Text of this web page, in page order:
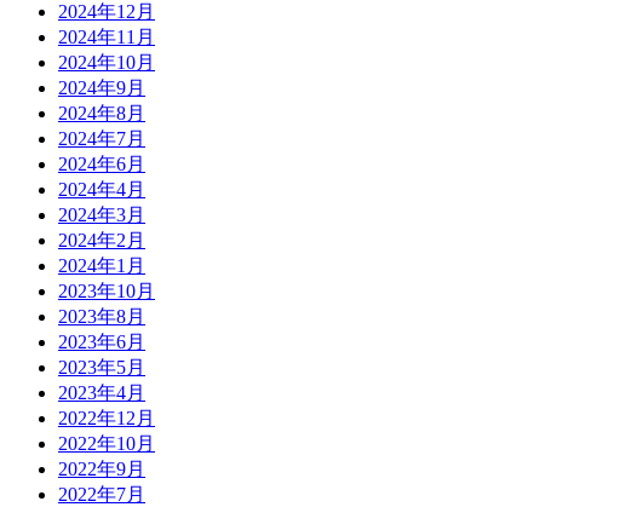
2024年12月
2024年11月
2024年10月
2024年9月
2024年8月
2024年7月
2024年6月
2024年4月
2024年3月
2024年2月
2024年1月
2023年10月
2023年8月
2023年6月
2023年5月
2023年4月
2022年12月
2022年10月
2022年9月
2022年7月